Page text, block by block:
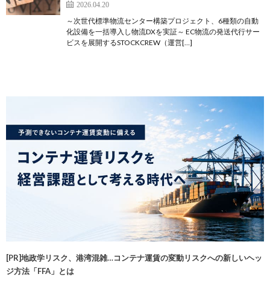
2026.04.20
～次世代標準物流センター構築プロジェクト、6種類の自動
化設備を一括導入し物流DXを実証～ EC物流の発送代行サー
ビスを展開するSTOCKCREW（運営[…]
[PR]地政学リスク、港湾混雑…コンテナ運賃の変動リスクへの新しいヘッ
ジ方法「FFA」とは